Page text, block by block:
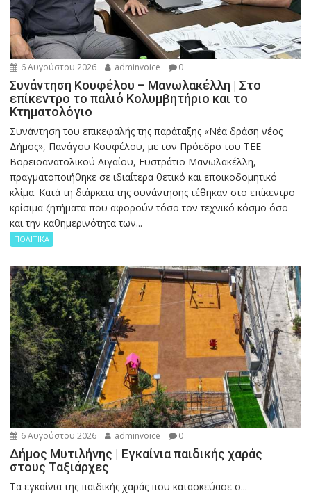
6 Αυγούστου 2026 adminvoice 0
Συνάντηση Κουφέλου – Μανωλακέλλη | Στο
επίκεντρο το παλιό Κολυμβητήριο και το
Κτηματολόγιο
Συνάντηση του επικεφαλής της παράταξης «Νέα δράση νέος
Δήμος», Πανάγου Κουφέλου, με τον Πρόεδρο του ΤΕΕ
Βορειοανατολικού Αιγαίου, Ευστράτιο Μανωλακέλλη,
πραγματοποιήθηκε σε ιδιαίτερα θετικό και εποικοδομητικό
κλίμα. Κατά τη διάρκεια της συνάντησης τέθηκαν στο επίκεντρο
κρίσιμα ζητήματα που αφορούν τόσο τον τεχνικό κόσμο όσο
και την καθημερινότητα των...
ΠΟΛΙΤΙΚΑ
6 Αυγούστου 2026 adminvoice 0
Δήμος Μυτιλήνης | Εγκαίνια παιδικής χαράς
στους Ταξιάρχες
Tα εγκαίνια της παιδικής χαράς που κατασκεύασε ο...